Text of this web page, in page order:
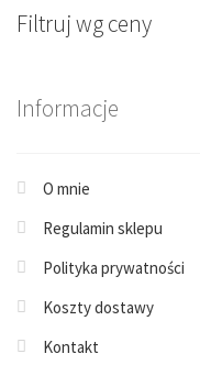
Filtruj wg ceny
Informacje
O mnie
Regulamin sklepu
Polityka prywatności
Koszty dostawy
Kontakt